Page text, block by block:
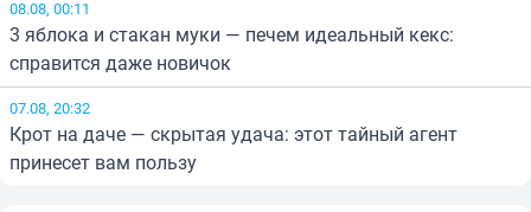
08.08, 00:11
3 яблока и стакан муки — печем идеальный кекс:
справится даже новичок
07.08, 20:32
Крот на даче — скрытая удача: этот тайный агент
принесет вам пользу